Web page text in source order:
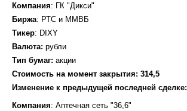
Компания: ГК "Дикси"
Биржа: РТС и ММВБ
Тикер: DIXY
Валюта: рубли
Тип бумаг: акции
Стоимость на момент закрытия: 314,5
Изменение к предыдущей последней сделке:
Компания: Аптечная сеть "36,6"